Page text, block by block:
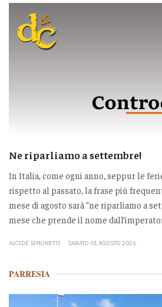
Ne riparliamo a settembre!
In Italia, come ogni anno, seppur le
rispetto al passato, la frase più
mese di agosto sarà “ne riparliamo a
mese che prende il nome
ALCIDE SIMONETTI SABATO 01 AGOSTO 2026
PARRESIA